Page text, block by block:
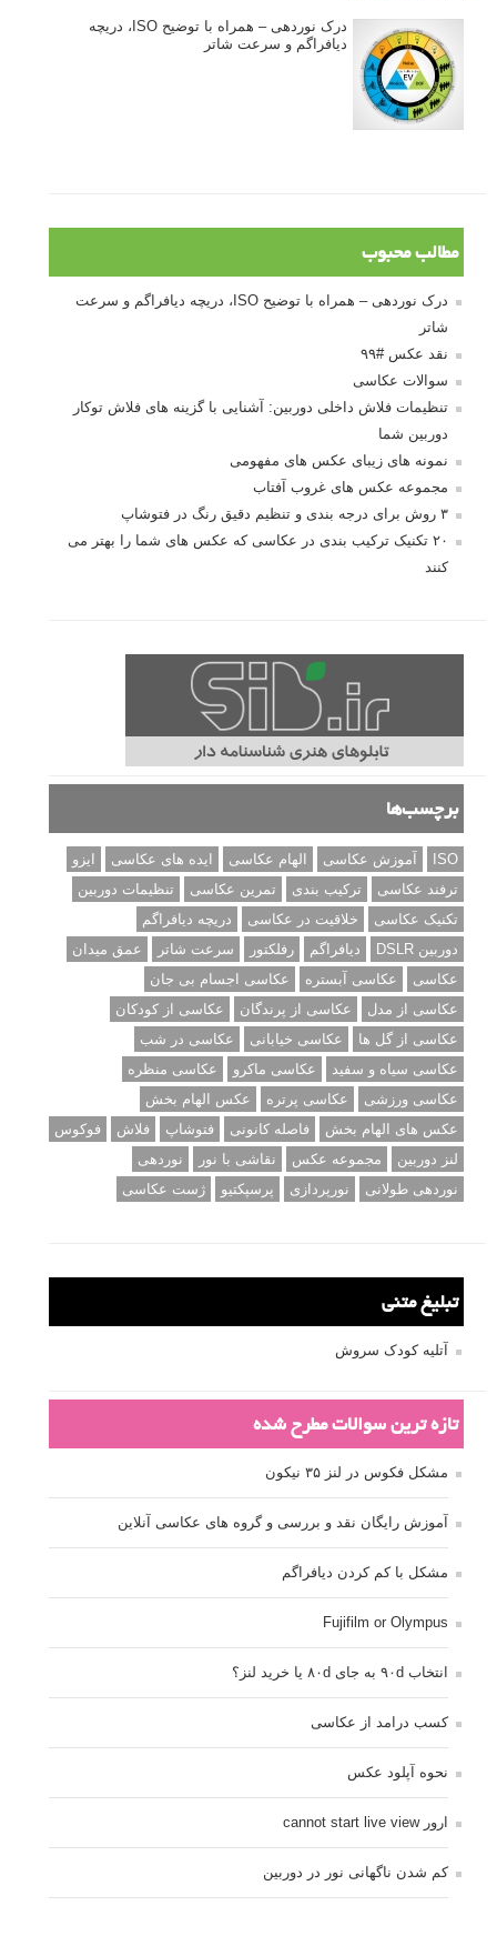
درک نوردهی – همراه با توضیح ISO، دریچه
دیافراگم و سرعت شاتر
مطالب محبوب
درک نوردهی – همراه با توضیح ISO، دریچه دیافراگم و سرعت
شاتر
نقد عکس #۹۹
سوالات عکاسی
تنظیمات فلاش داخلی دوربین: آشنایی با گزینه های فلاش توکار
دوربین شما
نمونه های زیبای عکس های مفهومی
مجموعه عکس های غروب آفتاب
۳ روش برای درجه بندی و تنظیم دقیق رنگ در فتوشاپ
۲۰ تکنیک ترکیب بندی در عکاسی که عکس های شما را بهتر می
کنند
برچسب‌ها
ISO آموزش عکاسی الهام عکاسی ایده های عکاسی
ایزو
ترفند عکاسی
ترکیب بندی تمرین عکاسی
تنظیمات دوربین
تکنیک عکاسی
خلاقیت در عکاسی
دریچه دیافراگم
دوربین DSLR
دیافراگم رفلکتور سرعت شاتر
عمق میدان
عکاسی
عکاسی آبستره
عکاسی اجسام بی جان
عکاسی از مدل
عکاسی از پرندگان
عکاسی از کودکان
عکاسی از گل ها
عکاسی خیابانی
عکاسی در شب
عکاسی سیاه و سفید
عکاسی ماکرو
عکاسی منظره
عکاسی ورزشی
عکاسی پرتره
عکس الهام بخش
عکس های الهام بخش
فاصله کانونی فتوشاپ فلاش
فوکوس
لنز دوربین
مجموعه عکس نقاشی با نور
نوردهی
نوردهی طولانی
نورپردازی پرسپکتیو ژست عکاسی
تبلیغ متنی
آتلیه کودک سروش
تازه ترین سوالات مطرح شده
مشکل فکوس در لنز ۳۵ نیکون
آموزش رایگان نقد و بررسی و گروه های عکاسی آنلاین
مشکل با کم کردن دیافراگم
Fujifilm or Olympus
انتخاب ۹۰d به جای ۸۰d یا خرید لنز؟
کسب درامد از عکاسی
نحوه آپلود عکس
ارور cannot start live view
کم شدن ناگهانی نور در دوربین